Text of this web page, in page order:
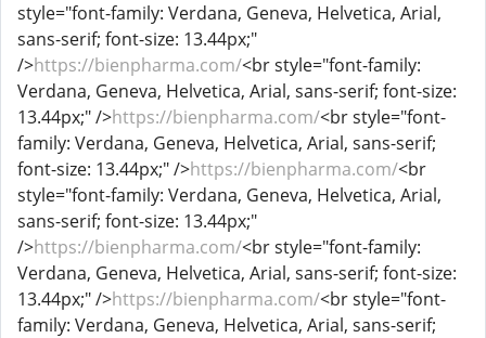
style="font-family: Verdana, Geneva, Helvetica, Arial,
sans-serif; font-size: 13.44px;"
/>https://bienpharma.com/<br style="font-family:
Verdana, Geneva, Helvetica, Arial, sans-serif; font-size:
13.44px;" />https://bienpharma.com/<br style="font-
family: Verdana, Geneva, Helvetica, Arial, sans-serif;
font-size: 13.44px;" />https://bienpharma.com/<br
style="font-family: Verdana, Geneva, Helvetica, Arial,
sans-serif; font-size: 13.44px;"
/>https://bienpharma.com/<br style="font-family:
Verdana, Geneva, Helvetica, Arial, sans-serif; font-size:
13.44px;" />https://bienpharma.com/<br style="font-
family: Verdana, Geneva, Helvetica, Arial, sans-serif;